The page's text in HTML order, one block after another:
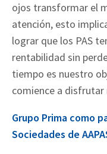
ojos transformar el
atención, esto
lograr que los PAS
rentabilidad sin
tiempo es nuestro
comience a disfrutar
Grupo Prima como
Sociedades de